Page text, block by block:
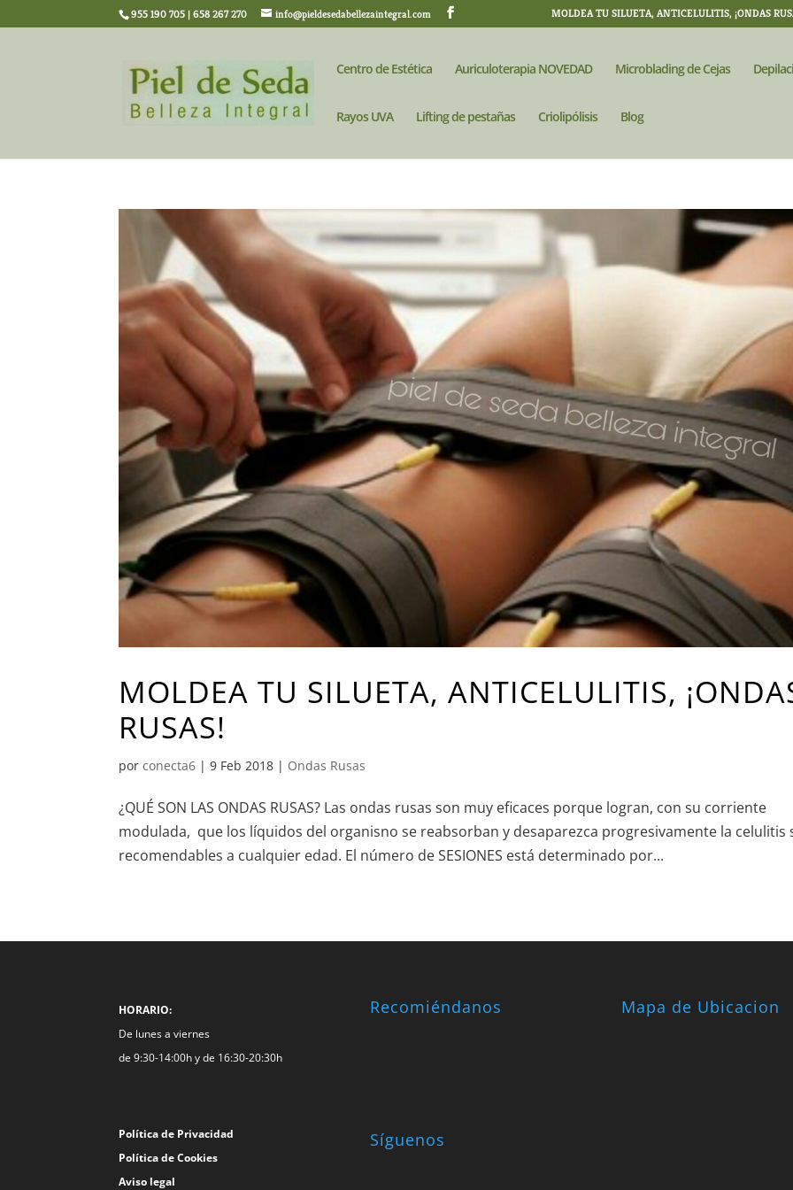
955 190 705 | 658 267 270 info@pieldesedabellezaintegral.com MOLDEA TU SILUETA, ANTICELULITIS, ¡ONDAS
Centro de Estética Auriculoterapia NOVEDAD Microblading de Cejas
Rayos UVA Lifting de pestañas Criolipólisis Blog
MOLDEA TU SILUETA, ANTICELULITIS,
RUSAS!
porconecta6 |9 Feb 2018 | Ondas Rusas
¿QUÉ SON LAS ONDAS RUSAS? Las ondas rusas son muy eficaces porque logran, con su corriente
modulada, que los líquidos del organisno se reabsorban y desaparezca progresivamente la celulitis
recomendables a cualquier edad. El número de SESIONES está determinado por...
HORARIO:
De lunes a viernes
de 9:30-14:00h y de 16:30-20:30h
Política de Privacidad
Política de Cookies
Aviso legal
Recomiéndanos
Síguenos
Mapa de Ubicacion